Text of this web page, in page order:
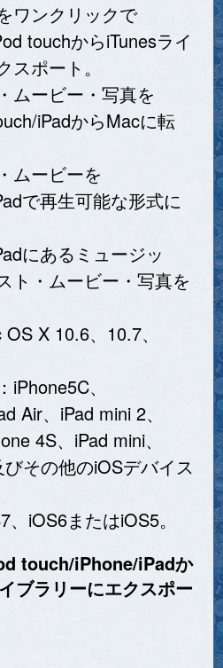
ワンクリックで
touchからiTunesライ
スポート。
ムービー・写真を
iPadからMacに転
ムービーを
で再生可能な形式に
にあるミュージッ
ト・ムービー・写真を
X 10.6、10.7、
、
Air、iPad mini 2、
4S、iPad mini、
その他のiOSデバイス
iOS6またはiOS5。
touch/iPhone/iPadか
ブラリーにエクスポー